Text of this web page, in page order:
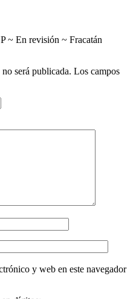
~ En revisión ~ Fracatán
será publicada. Los campos
y web en este navegador